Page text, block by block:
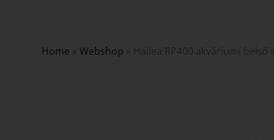
Home » Webshop » Hailea RP400 akváriumi belső